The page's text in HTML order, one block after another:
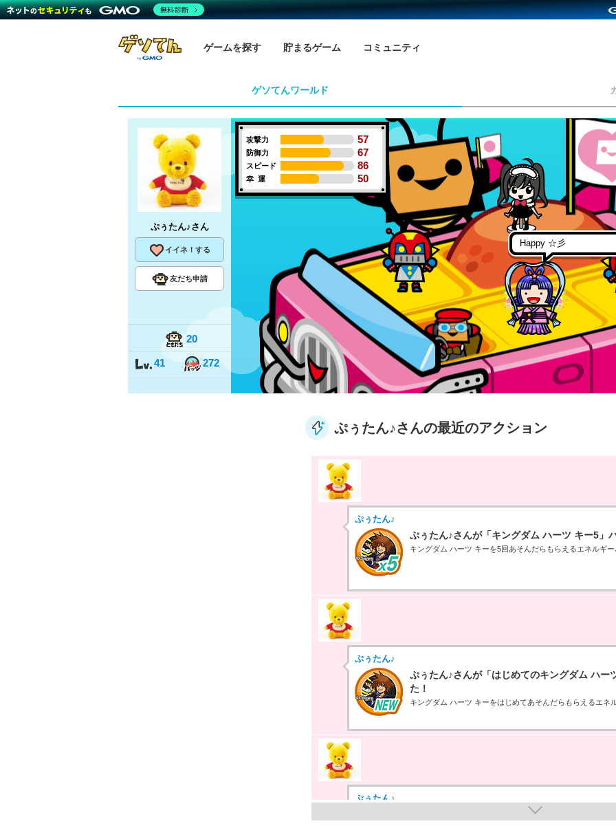
ゲームを探す 貯まるゲーム コミュニティ
ゲソてんワールド
ぷぅたん♪さん
イイネ！する
友だち申請
20
41 272
攻撃力 57
防御力 67
スピード 86
幸 運 50
Happy ☆彡
ぷぅたん♪さんの最近のアクション
ぷぅたん♪
ぷぅたん♪さんが「キングダム ハーツ キー5」
キングダム ハーツ キーを5回あそんだらもらえるエネルギー
ぷぅたん♪
ぷぅたん♪さんが「はじめてのキングダム ハー
た！
キングダム ハーツ キーをはじめてあそんだらもらえるエネ
ぷぅたん♪
ぷぅたん♪さんが「三国ベースボール10」バッ
無料診断